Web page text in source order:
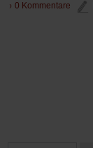
0 Kommentare